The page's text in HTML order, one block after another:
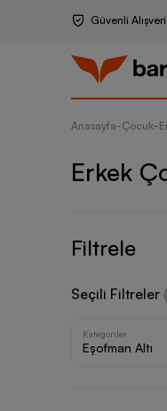
Güvenli
Anasayfa-Çocuk-
Erkek
Filtrele
Seçili Filtreler (
Kategoriler
Eşofman Altı